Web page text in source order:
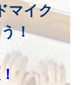
マイク
！